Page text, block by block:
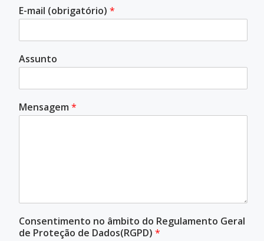
E-mail (obrigatório) *
Assunto
Mensagem *
Consentimento no âmbito do Regulamento Geral
de Proteção de Dados(RGPD) *